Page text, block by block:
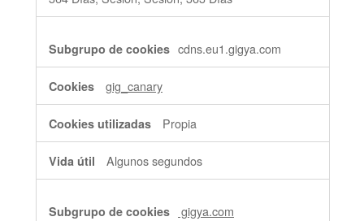
cdns.eu1.gigya.com
gig_canary
Propia
Algunos segundos
gigya.com